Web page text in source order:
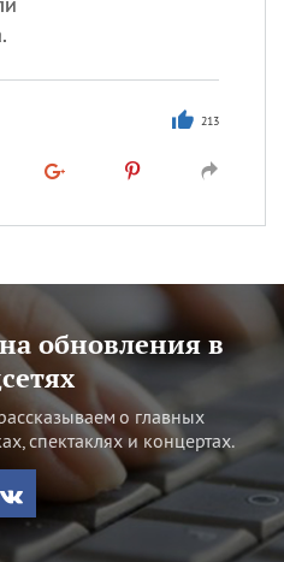
213
обновления в
о главных
спектаклях и концертах.